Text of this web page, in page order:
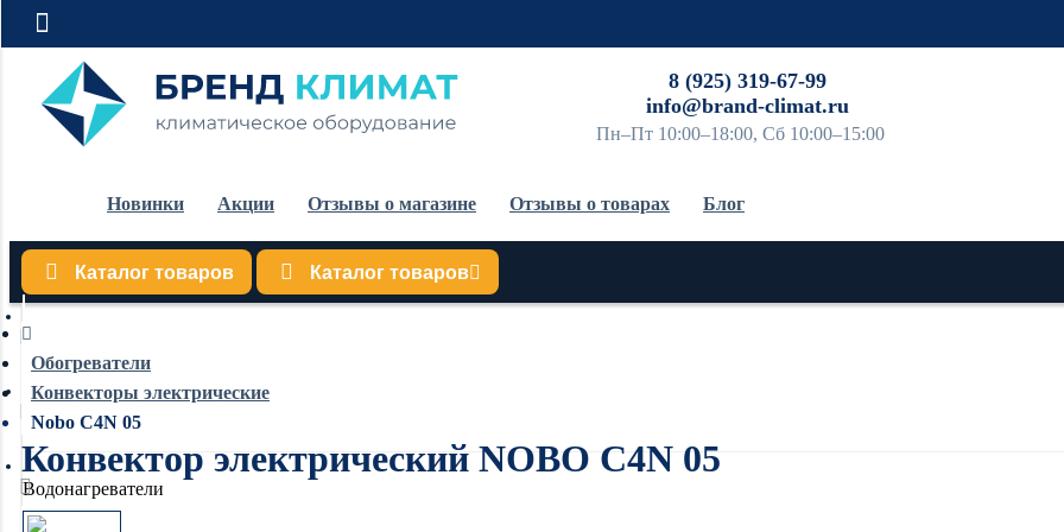
8 (925) 319-67-99
info@brand-climat.ru
Пн–Пт 10:00–18:00, Сб 10:00–15:00
Новинки Акции Отзывы о магазине Отзывы о товарах Блог
Каталог товаров Каталог товаров
Кондиционеры
Обогреватели
Водонагреватели
Обогреватели
Конвекторы электрические
Nobo C4N 05
Конвектор электрический NOBO C4N 05